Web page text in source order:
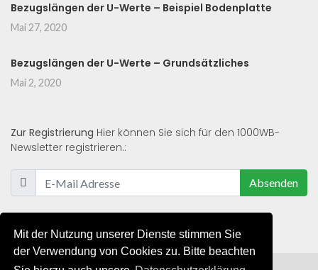
Mit der Nutzung unserer Dienste stimmen Sie
der Verwendung von Cookies zu. Bitte beachten
Bezugslängen der U-Werte – Beispiel Bodenplatte
Mai 27, 2020
Bezugslängen der U-Werte – Grundsätzliches
Mai 2, 2020
Zur Registrierung Hier können Sie sich für den 1000WB-
Newsletter registrieren.:
Absenden